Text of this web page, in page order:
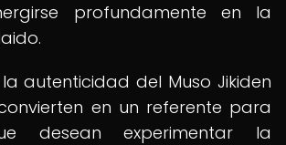
profundamente en la
autenticidad del Muso Jikiden
en un referente para
desean experimentar la